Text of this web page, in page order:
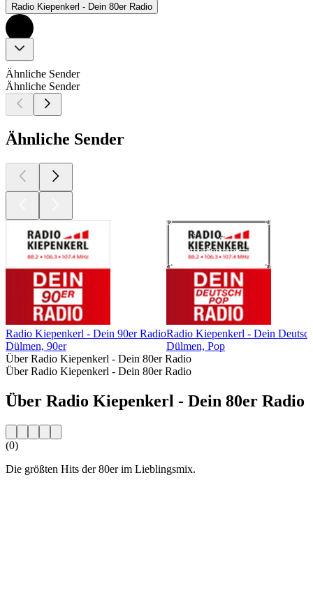
Radio Kiepenkerl - Dein 80er Radio
Ähnliche Sender
Ähnliche Sender
Ähnliche Sender
Radio Kiepenkerl - Dein 90er Radio
Dülmen, 90er
Radio Kiepenkerl - Dein
Dülmen, Pop
Über Radio Kiepenkerl - Dein 80er Radio
Über Radio Kiepenkerl - Dein 80er Radio
Über Radio Kiepenkerl - Dein 80er Radio
(0)
Die größten Hits der 80er im Lieblingsmix.